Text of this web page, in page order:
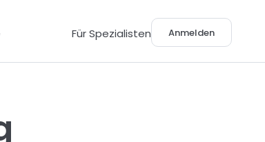
Für Spezialisten Anmelden